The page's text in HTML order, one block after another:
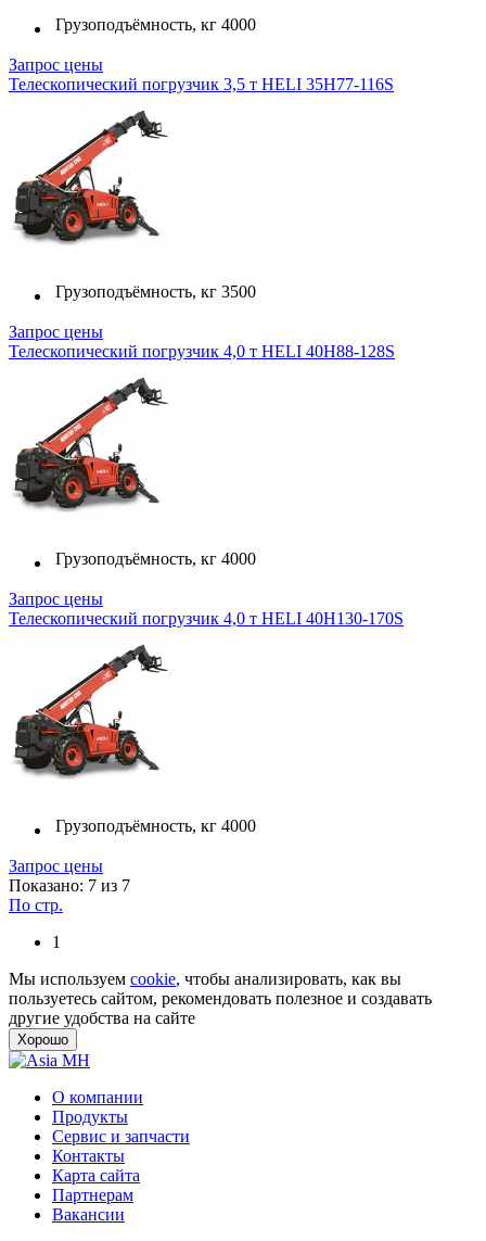
Грузоподъёмность, кг 4000
Запрос цены
Телескопический погрузчик 3,5 т HELI 35H77-116S
Грузоподъёмность, кг 3500
Запрос цены
Телескопический погрузчик 4,0 т HELI 40H88-128S
Грузоподъёмность, кг 4000
Запрос цены
Телескопический погрузчик 4,0 т HELI 40H130-170S
Грузоподъёмность, кг 4000
Запрос цены
Показано: 7 из 7
По стр.
1
Мы используем cookie, чтобы анализировать, как вы
пользуетесь сайтом, рекомендовать полезное и создавать
другие удобства на сайте
Хорошо
О компании
Продукты
Сервис и запчасти
Контакты
Карта сайта
Партнерам
Вакансии